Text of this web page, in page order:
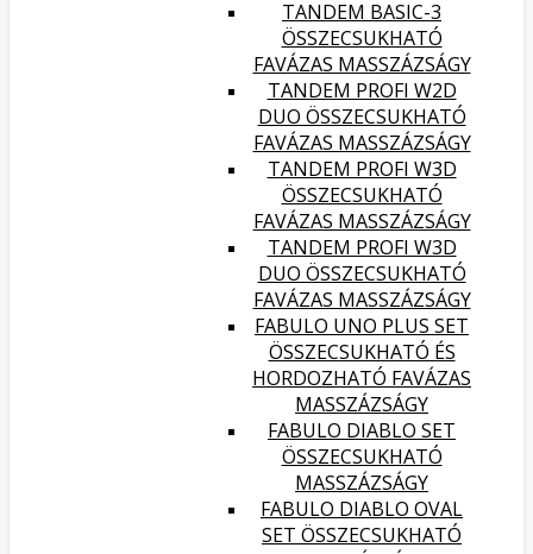
TANDEM BASIC-3
ÖSSZECSUKHATÓ
FAVÁZAS MASSZÁZSÁGY
TANDEM PROFI W2D
DUO ÖSSZECSUKHATÓ
FAVÁZAS MASSZÁZSÁGY
TANDEM PROFI W3D
ÖSSZECSUKHATÓ
FAVÁZAS MASSZÁZSÁGY
TANDEM PROFI W3D
DUO ÖSSZECSUKHATÓ
FAVÁZAS MASSZÁZSÁGY
FABULO UNO PLUS SET
ÖSSZECSUKHATÓ ÉS
HORDOZHATÓ FAVÁZAS
MASSZÁZSÁGY
FABULO DIABLO SET
ÖSSZECSUKHATÓ
MASSZÁZSÁGY
FABULO DIABLO OVAL
SET ÖSSZECSUKHATÓ